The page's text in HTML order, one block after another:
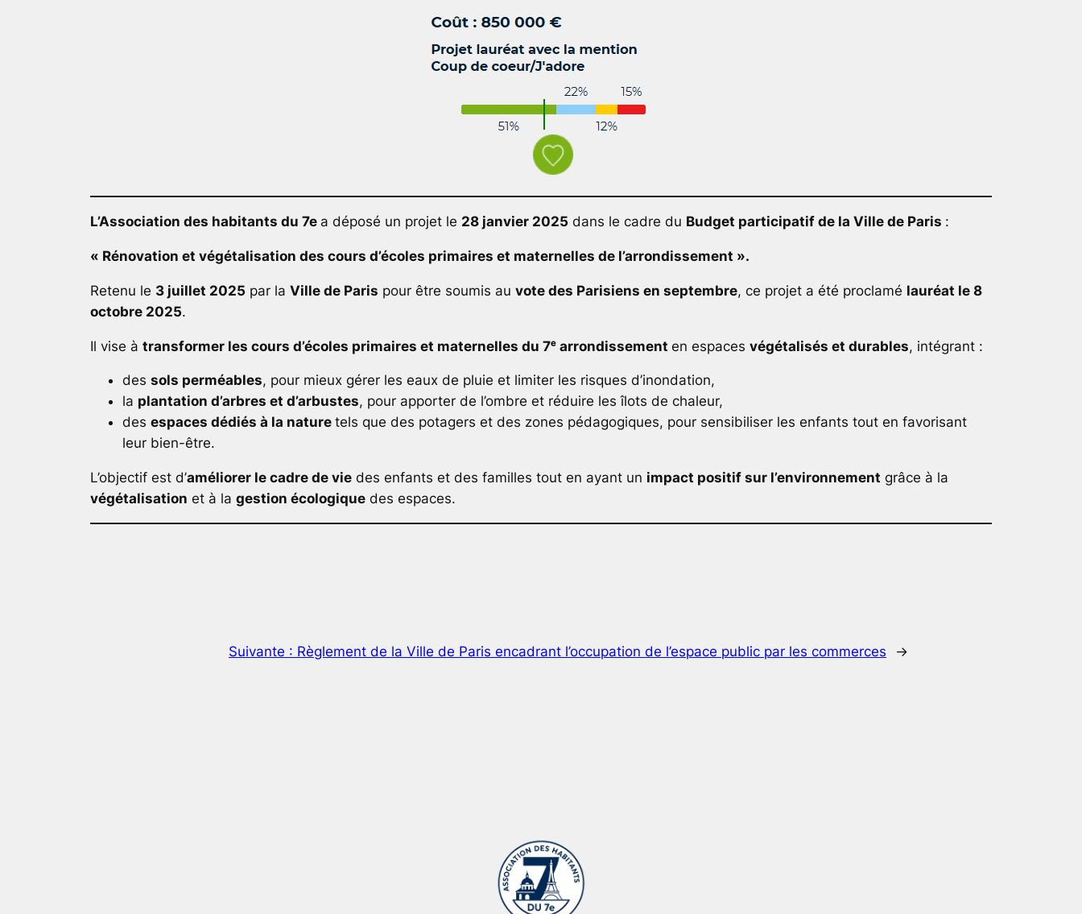
L’Association des habitants du 7e a déposé un projet le 28 janvier 2025 dans le cadre du Budget participatif de la Ville de Paris :
« Rénovation et végétalisation des cours d’écoles primaires et maternelles de l’arrondissement ».
Retenu le 3 juillet 2025 par la Ville de Paris pour être soumis au vote des Parisiens en septembre, ce projet a été proclamé lauréat le 8
octobre 2025.
Il vise à transformer les cours d’écoles primaires et maternelles du 7ᵉ arrondissement en espaces végétalisés et durables, intégrant :
des sols perméables, pour mieux gérer les eaux de pluie et limiter les risques d’inondation,
la plantation d’arbres et d’arbustes, pour apporter de l’ombre et réduire les îlots de chaleur,
des espaces dédiés à la nature tels que des potagers et des zones pédagogiques, pour sensibiliser les enfants tout en favorisant
leur bien-être.
L’objectif est d’améliorer le cadre de vie des enfants et des familles tout en ayant un impact positif sur l’environnement grâce à la
végétalisation et à la gestion écologique des espaces.
Suivante : Règlement de la Ville de Paris encadrant l’occupation de l’espace public par les commerces →